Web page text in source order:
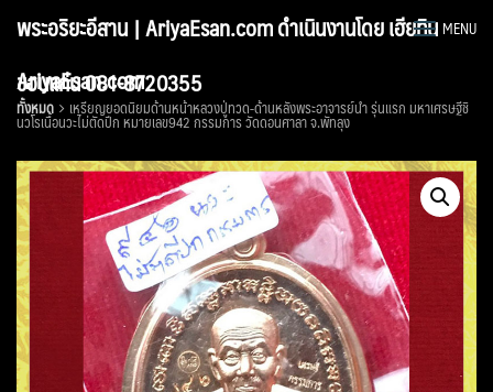
พระอริยะอีสาน | AriyaEsan.com ดำเนินงานโดย เฮียทิน
ขอนแก่น 081-8720355
MENU
AriyaEsan.com
ทั้งหมด เหรียญยอดนิยมด้านหน้าหลวงปู่ทวด-ด้านหลังพระอาจารย์นำ รุ่นแรก มหาเศรษฐีชิ
นวโรเนื้อนวะไม่ตัดปีก หมายเลข942 กรรมการ วัดดอนศาลา จ.พัทลุง